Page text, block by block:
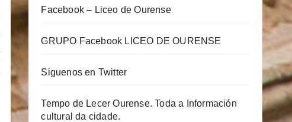
Facebook – Liceo de Ourense
GRUPO Facebook LICEO DE OURENSE
Siguenos en Twitter
Tempo de Lecer Ourense. Toda a Información
cultural da cidade.